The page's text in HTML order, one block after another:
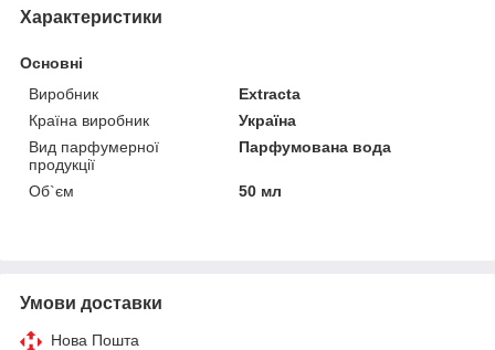
Характеристики
Основні
Виробник
Extracta
Країна виробник
Україна
Вид парфумерної
продукції
Парфумована вода
Об`єм 50 мл
Умови доставки
Нова Пошта